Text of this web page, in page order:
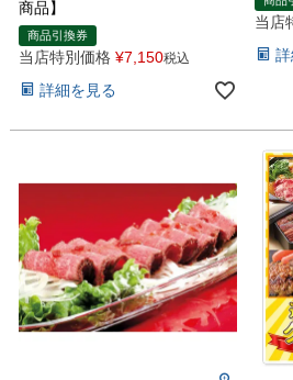
商品】
商品引換券
当店特別価格 ¥7,150税込
詳細を見る
当店